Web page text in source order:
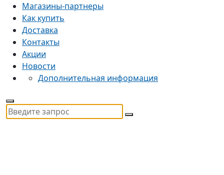
Магазины-партнеры
Как купить
Доставка
Контакты
Акции
Новости
Дополнительная информация